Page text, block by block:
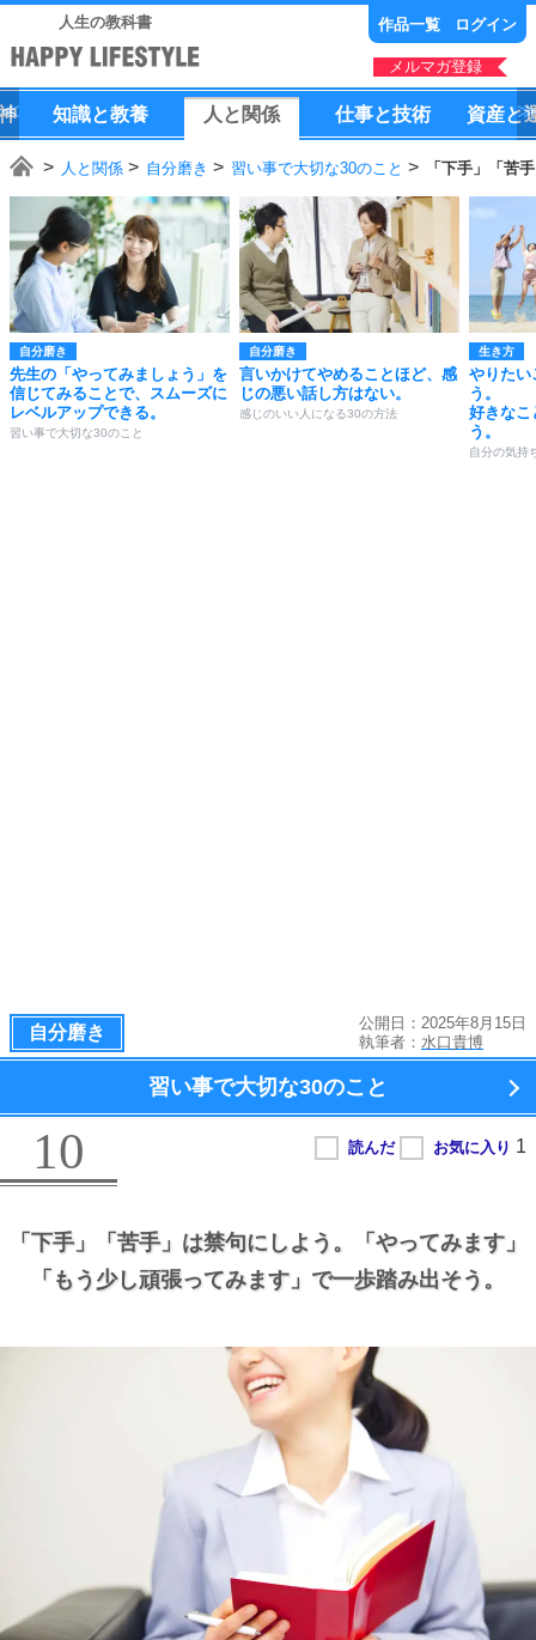
人生の教科書 作品一覧 ログイン
メルマガ登録
知識と教養 人 と 関係 仕事と技術 資産と
人と関係 自分磨き 習い事で大切な30のこと 「下手」「苦
自分磨き
先生の「やってみましょう」を
信じてみることで、スムーズに
レベルアップできる。
習い事で大切な30のこと
自分磨き
言いかけてやめることほど、感
じの悪い話し方はない。
感じのいい人になる30の方法
生き方
やりたい
う。
好きなこ
う。
自分の気持
自分磨き
公開日：2025年8月15日
執筆者： 水口貴博
習い事で大切な30のこと
10
「下手」 「苦手」は禁句にしよう。
「やってみます」
「もう少し頑張ってみます」で一歩踏み出そう。